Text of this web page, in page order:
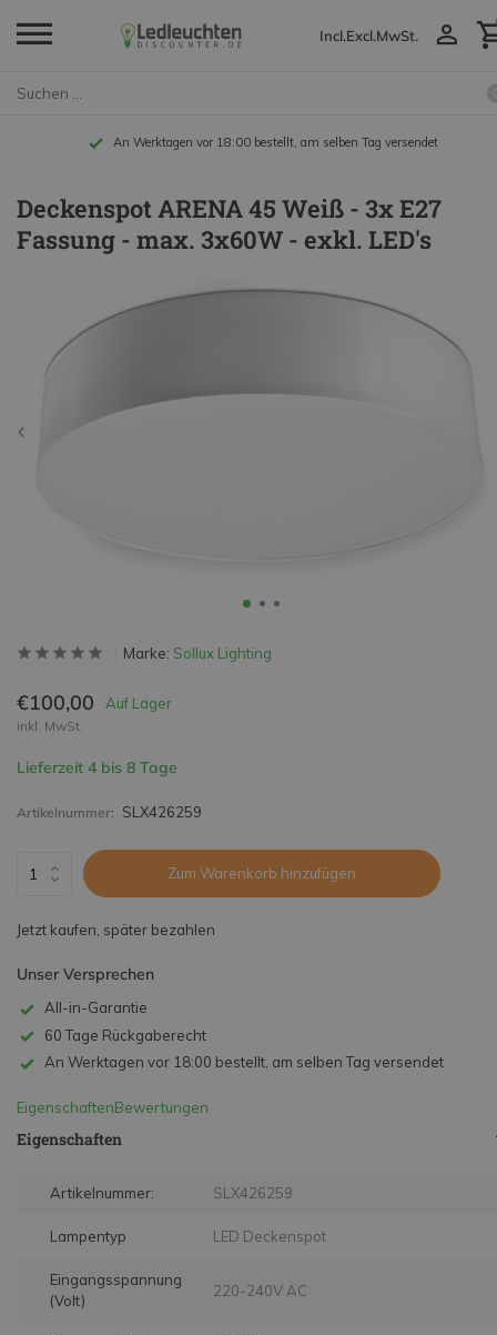
Incl.Excl.MwSt.
An Werktagen vor 18:00 bestellt, am selben Tag versendet
Deckenspot ARENA 45 Weiß - 3x E27
Fassung - max. 3x60W - exkl. LED's
Marke: Sollux Lighting
€100,00 Auf Lager
inkl. MwSt.
Lieferzeit 4 bis 8 Tage
Artikelnummer: SLX426259
Zum Warenkorb hinzufügen
Jetzt kaufen, später bezahlen
Unser Versprechen
All-in-Garantie
60 Tage Rückgaberecht
An Werktagen vor 18:00 bestellt, am selben Tag versendet
EigenschaftenBewertungen
Eigenschaften
Artikelnummer: SLX426259
Lampentyp LED Deckenspot
Eingangsspannung
(Volt)
220-240V AC